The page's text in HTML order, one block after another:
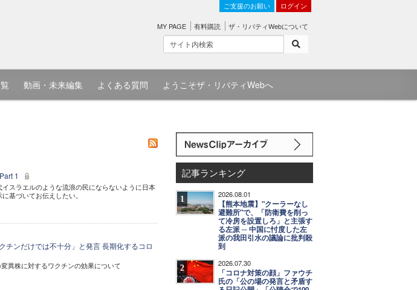
ご支援のお願い ログイン
MY PAGE 有料購読 ザ・リバティWebについて
動画・未来編集 よくある質問 ようこそザ・リバティWebへ
1
スラエルのような流浪の民にならないように日本
基づいてお伝えしたい。
チンだけでは不十分」と発言 長期化するコロ
異株に対するワクチンの効果について
記事ランキング
1 2026.08.01
【熊本地震】"クーラーなし
避難所"で、「防衛費を削っ
て冷房を設置しろ」と主張す
る左派 ─ 中国に忖度した左
派の我田引水の議論に批判殺
到
2 2026.07.30
「コロナ対策の顔」ファウチ
氏の「公の場の発言と矛盾す